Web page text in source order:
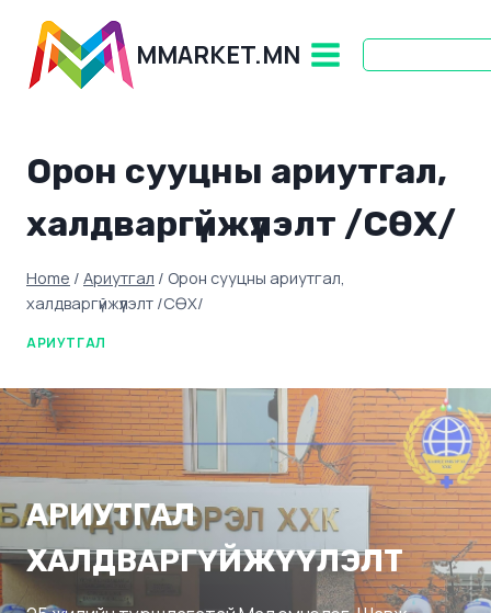
content
MMARKET.MN
Орон сууцны ариутгал,
халдваргүйжүүлэлт /СӨХ/
Home / Ариутгал / Орон сууцны ариутгал,
халдваргүйжүүлэлт /СӨХ/
АРИУТГАЛ
АРИУТГАЛ
ХАЛДВАРГҮЙЖҮҮЛЭЛТ